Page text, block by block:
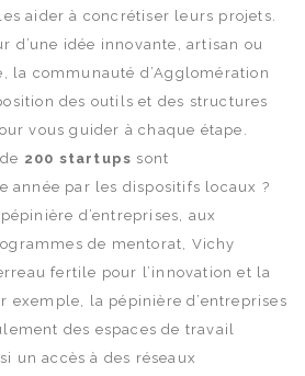
aider à concrétiser leurs projets.
d’une idée innovante, artisan ou
la communauté d’Agglomération
des outils et des structures
vous guider à chaque étape.
200 startups sont
année par les dispositifs locaux ?
d’entreprises, aux
de mentorat, Vichy
fertile pour l’innovation et la
exemple, la pépinière d’entreprises
des espaces de travail
un accès à des réseaux